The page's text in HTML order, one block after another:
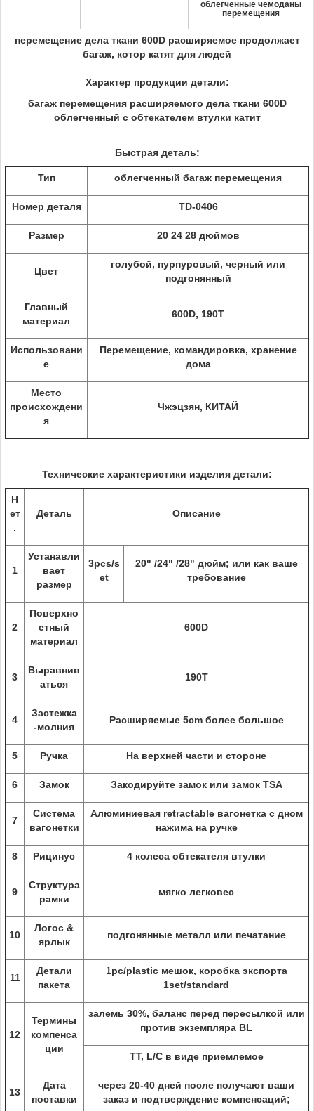
облегченные чемоданы
перемещения
перемещение дела ткани 600D расширяемое продолжает
багаж, котор катят для людей
Характер продукции детали:
багаж перемещения расширяемого дела ткани 600D
облегченный с обтекателем втулки катит
Быстрая деталь:
Тип облегченный багаж перемещения
Номер деталя TD-0406
Размер 20 24 28 дюймов
Цвет
голубой, пурпуровый, черный или
подгонянный
Главный
материал
600D, 190T
Использовани
е
Перемещение, командировка, хранение
дома
Место
происхождени
я
Чжэцзян, КИТАЙ
Технические характеристики изделия детали:
Н
ет
.
Деталь Описание
1
Устанавли
вает
размер
3pcs/s
et
20" /24" /28" дюйм; или как ваше
требование
2
Поверхно
стный
материал
600D
3
Выравнив
аться
190T
4
Застежка
-молния
Расширяемые 5cm более большое
5 Ручка На верхней части и стороне
6 Замок Закодируйте замок или замок TSA
7
Система
вагонетки
Алюминиевая retractable вагонетка с дном
нажима на ручке
8 Рицинус 4 колеса обтекателя втулки
9
Структура
рамки
мягко легковес
10
Логос &
ярлык
подгонянные металл или печатание
11
Детали
пакета
1pc/plastic мешок, коробка экспорта
1set/standard
12
Термины
компенса
ции
залемь 30%, баланс перед пересылкой или
против экземпляра BL
TT, L/C в виде приемлемое
13
Дата
поставки
через 20-40 дней после получают ваши
заказ и подтверждение компенсаций;